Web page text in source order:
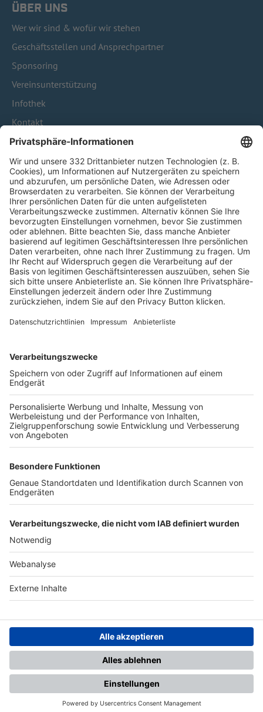
ÜBER UNS
Wer wir sind & wofür wir stehen
Geschäftsstellen und Ansprechpartner
Sponsoring
Vereinsunterstützung
Infothek
Kontakt
HÄUFIG BESUCHTE SEITEN
Pässe und Vereinswechsel
Trainerausbildung
Schulungsangebot Vereinsmitarbeiter
BFV-Geschäftsstellen
Trainerbörse
Login SpielPlus
FOLGE DEM BFV
TOP-VEREINE
TOP-PARTNER
Nutzungsbedingungen Datenschutz Impressum